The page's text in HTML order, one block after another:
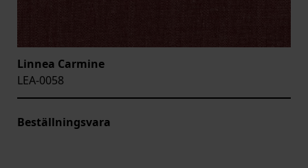
Linnea Carmine
LEA-0058
Beställningsvara